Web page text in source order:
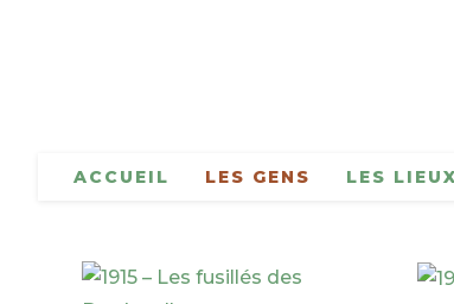
ACCUEIL LES GENS LES LIEUX